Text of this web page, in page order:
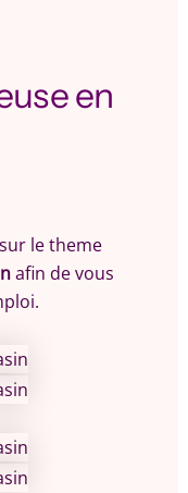
en
le theme
afin de vous